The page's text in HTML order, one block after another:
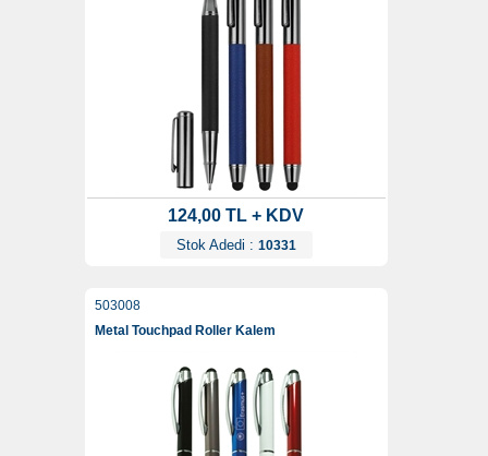
124,00 TL + KDV
Stok Adedi : 10331
503008
Metal Touchpad Roller Kalem